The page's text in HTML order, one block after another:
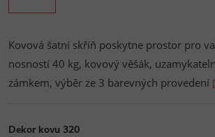
Kovová šatní skříň poskytne prostor pro
nosností 40 kg, kovový věšák,
zámkem, výběr ze 3 barevných provedení
Dekor kovu 320